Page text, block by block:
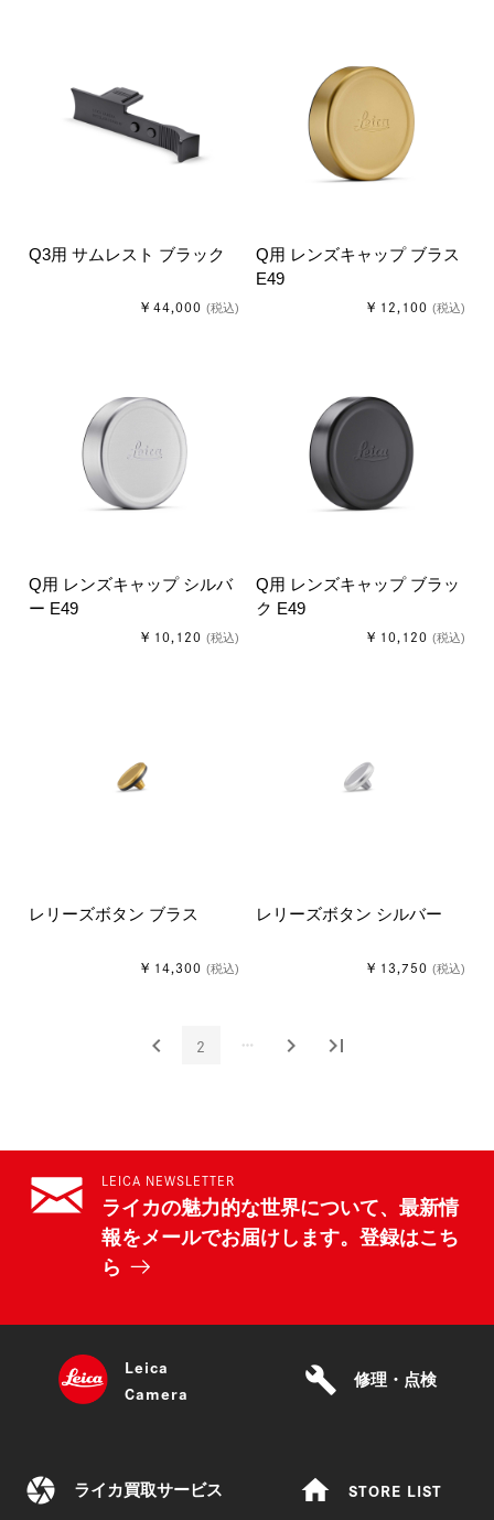
Q3用 サムレスト ブラック
￥44,000 (税込)
Q用 レンズキャップ ブラス
E49
￥12,100 (税込)
Q用 レンズキャップ シルバ
ー E49
￥10,120 (税込)
Q用 レンズキャップ ブラッ
ク E49
￥10,120 (税込)
レリーズボタン ブラス
￥14,300 (税込)
レリーズボタン シルバー
￥13,750 (税込)
chevron_left 2 more_horiz chevron_right last_page
LEICA NEWSLETTER
ライカの魅力的な世界について、最新情
報をメールでお届けします。登録はこち
ら
Leica
Camera
build 修理・点検
camera ライカ買取サービス home STORE LIST